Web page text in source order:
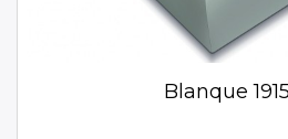
Blanque